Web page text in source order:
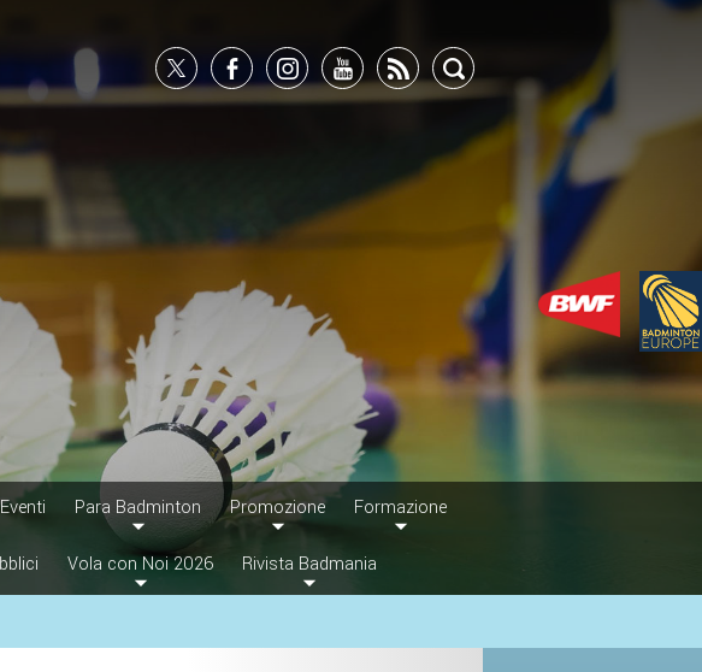
Para Badminton Promozione Formazione
Vola con Noi 2026 Rivista Badmania